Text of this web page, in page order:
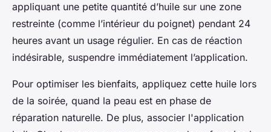
appliquant une petite quantité d’huile sur une zone
restreinte (comme l’intérieur du poignet) pendant 24
heures avant un usage régulier. En cas de réaction
indésirable, suspendre immédiatement l’application.
Pour optimiser les bienfaits, appliquez cette huile lors
de la soirée, quand la peau est en phase de
réparation naturelle. De plus, associer l'application